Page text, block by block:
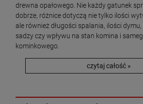
drewna opałowego. Nie każdy gatunek
dobrze, różnice dotyczą nie tylko ilości
ale również długości spalania, ilości
sadzy czy wpływu na stan komina i
kominkowego.
czytaj całość »